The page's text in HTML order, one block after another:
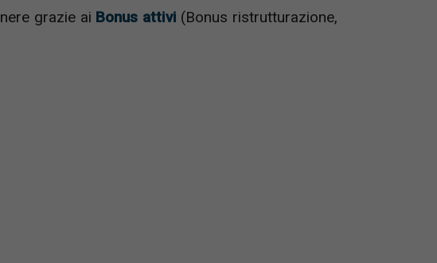
grazie ai Bonus attivi (Bonus ristrutturazione,